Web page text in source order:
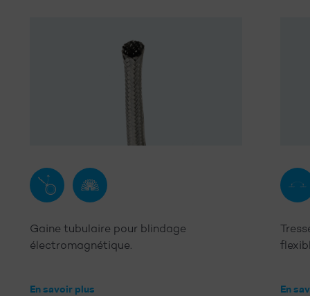
EMI Flexible
Gaine tubulaire pour blindage
électromagnétique.
En savoir plus En